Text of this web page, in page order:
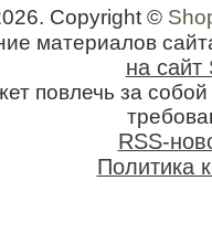
Copyright ©
материалов
на сайт
повлечь за
RSS-
Политика